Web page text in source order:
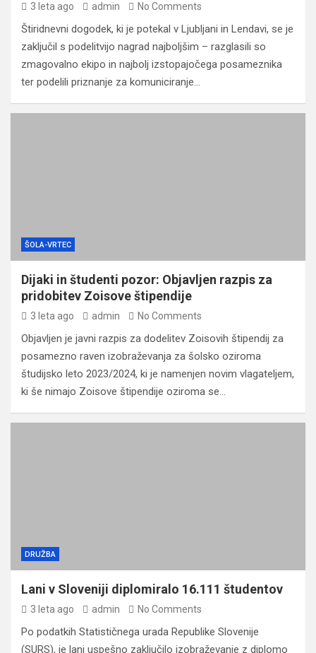
3 leta ago admin No Comments
Štiridnevni dogodek, ki je potekal v Ljubljani in Lendavi, se je
zaključil s podelitvijo nagrad najboljšim – razglasili so
zmagovalno ekipo in najbolj izstopajočega posameznika
ter podelili priznanje za komuniciranje…
ŠOLA-VRTEC
Dijaki in študenti pozor: Objavljen razpis za
pridobitev Zoisove štipendije
3 leta ago admin No Comments
Objavljen je javni razpis za dodelitev Zoisovih štipendij za
posamezno raven izobraževanja za šolsko oziroma
študijsko leto 2023/2024, ki je namenjen novim vlagateljem,
ki še nimajo Zoisove štipendije oziroma se…
DRUŽBA
Lani v Sloveniji diplomiralo 16.111 študentov
3 leta ago admin No Comments
Po podatkih Statističnega urada Republike Slovenije
(SURS), je lani uspešno zaključilo izobraževanje z diplomo